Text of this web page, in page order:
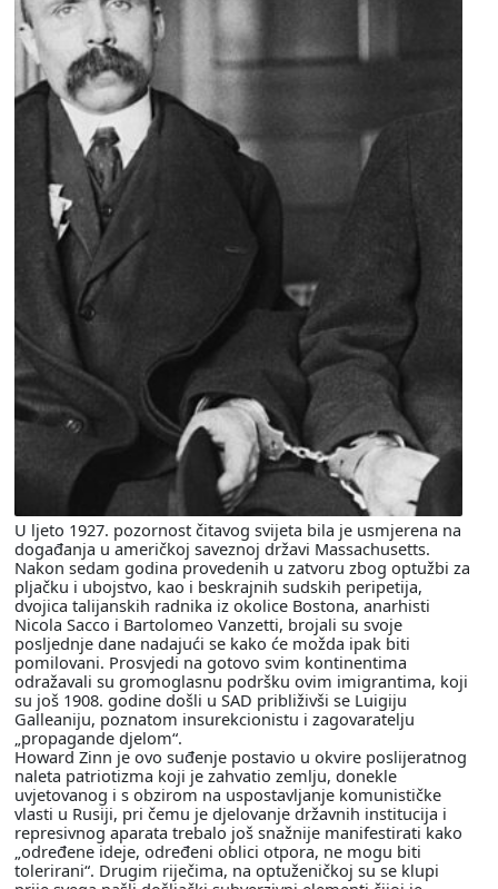
U ljeto 1927. pozornost čitavog svijeta bila je usmjerena na
događanja u američkoj saveznoj državi Massachusetts.
Nakon sedam godina provedenih u zatvoru zbog optužbi za
pljačku i ubojstvo, kao i beskrajnih sudskih peripetija,
dvojica talijanskih radnika iz okolice Bostona, anarhisti
Nicola Sacco i Bartolomeo Vanzetti, brojali su svoje
posljednje dane nadajući se kako će možda ipak biti
pomilovani. Prosvjedi na gotovo svim kontinentima
odražavali su gromoglasnu podršku ovim imigrantima, koji
su još 1908. godine došli u SAD približivši se Luigiju
Galleaniju, poznatom insurekcionistu i zagovaratelju
„propagande djelom“.
Howard Zinn je ovo suđenje postavio u okvire poslijeratnog
naleta patriotizma koji je zahvatio zemlju, donekle
uvjetovanog i s obzirom na uspostavljanje komunističke
vlasti u Rusiji, pri čemu je djelovanje državnih institucija i
represivnog aparata trebalo još snažnije manifestirati kako
„određene ideje, određeni oblici otpora, ne mogu biti
tolerirani“. Drugim riječima, na optuženičkoj su se klupi